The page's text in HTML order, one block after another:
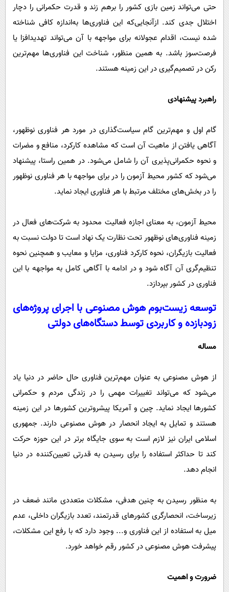
حتی می‌تواند زمین بازی کشور را برهم زند و قدرت حکمرانی را دچار
اختلال جدی کند. ازآنجایی‌که این فناوری‌ها به‌اندازه کافی شناخته
شده نیست، اقدام عجولانه برای مواجهه با آن می‌تواند تهدیدافزا یا
فرصت‌سوز باشد. به همین منظور، شناخت این فناوری‌ها مهم‌ترین
رکن در تصمیم‌گیری در این زمینه هستند.
راهبرد پیشنهادی
گام اول و مهم‌ترین گام سیاست‌گذاری در مورد هر فناوری‌ نوظهور،
آگاهی یافتن از ماهیت آن است که مشاهده کارکرد، منافع و مضرات
و نحوه حکمرانی‌پذیری آن را شامل می‌شود. در همین راستا، پیشنهاد
می‌شود که کشور محیط آزمون را در برای مواجهه با هر فناوری نوظهور
را در بخش‌های مختلف مرتبط با هر فناوری ایجاد نماید.
محیط آزمون، به معنای اجازه فعالیت محدود به شرکت‌های فعال در
زمینه فناوری‌های نوظهور تحت نظارت یک نهاد است تا دولت نسبت به
فعالیت بازیگران، نحوه کارکرد فناوری، مزایا و معایب و همچنین نحوه
تنظیم‌گری آن آگاه شود و در ادامه با آگاهی کامل به مواجهه با این
فناوری در کشور بپردازد.
توسعه زیست‌بوم هوش مصنوعی با اجرای پروژه‌های
زودبازده و کاربردی توسط دستگاه‌های دولتی
مساله
از هوش مصنوعی به عنوان مهم‌ترین فناوری حال حاضر در دنیا یاد
می‌شود که می‌تواند تغییرات مهمی را در زندگی مردم و حکمرانی
کشورها ایجاد نماید. چین و آمریکا پیشروترین کشورها در این زمینه
هستند و تمایل به ایجاد انحصار در هوش مصنوعی دارند. جمهوری
اسلامی ایران نیز لازم است به سوی جایگاه برتر در این حوزه حرکت
کند تا حداکثر استفاده را برای رسیدن به قدرتی تعیین‌کننده در دنیا
انجام دهد.
به منظور رسیدن به چنین هدفی، مشکلات متعددی مانند ضعف در
زیرساخت، انحصارگری کشورهای قدرتمند، تعدد بازیگران داخلی، عدم
میل به استفاده از این فناوری و... وجود دارد که با رفع این مشکلات،
پیشرفت هوش مصنوعی در کشور رقم خواهد خورد.
ضرورت و اهمیت